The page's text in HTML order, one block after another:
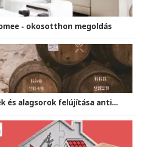
- okosotthon megoldás
és alagsorok felújítása anti...